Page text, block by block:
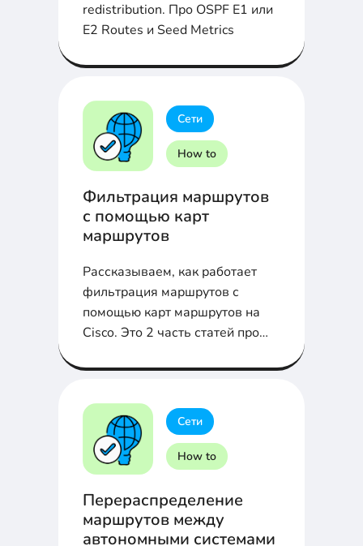
redistribution. Про OSPF E1 или
E2 Routes и Seed Metrics
Сети
How to
Фильтрация маршрутов
с помощью карт
маршрутов
Рассказываем, как работает
фильтрация маршрутов с
помощью карт маршрутов на
Cisco. Это 2 часть статей про
Сети
How to
Перераспределение
маршрутов между
автономными системами